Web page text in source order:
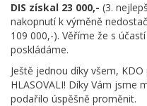
DIS získal 23 000,- (3.
nakopnutí k výměně
109 000,-). Věříme že s
poskládáme.
Ještě jednou díky všem,
HLASOVALI! Díky Vám
podařilo úspěšně proměnit.